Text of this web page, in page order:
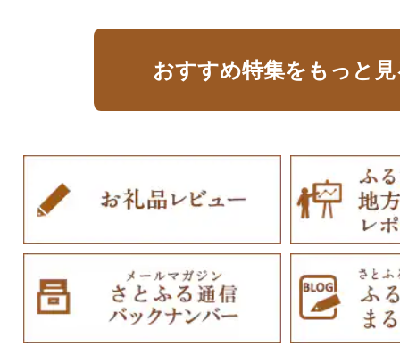
おすすめ特集をもっと